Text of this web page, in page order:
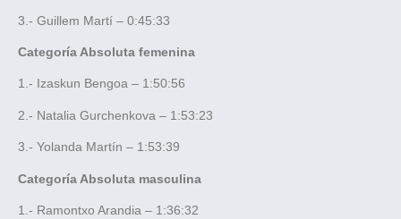
3.- Guillem Martí – 0:45:33
Categoría Absoluta femenina
1.- Izaskun Bengoa – 1:50:56
2.- Natalia Gurchenkova – 1:53:23
3.- Yolanda Martín – 1:53:39
Categoría Absoluta masculina
1.- Ramontxo Arandia – 1:36:32